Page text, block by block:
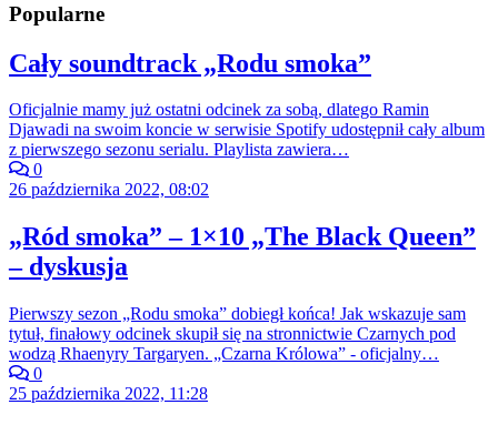
Popularne
Cały soundtrack „Rodu smoka”
Oficjalnie mamy już ostatni odcinek za sobą, dlatego Ramin
Djawadi na swoim koncie w serwisie Spotify udostępnił cały album
z pierwszego sezonu serialu. Playlista zawiera…
0
26 października 2022, 08:02
„Ród smoka” – 1×10 „The Black Queen”
– dyskusja
Pierwszy sezon „Rodu smoka” dobiegł końca! Jak wskazuje sam
tytuł, finałowy odcinek skupił się na stronnictwie Czarnych pod
wodzą Rhaenyry Targaryen. „Czarna Królowa” - oficjalny…
0
25 października 2022, 11:28